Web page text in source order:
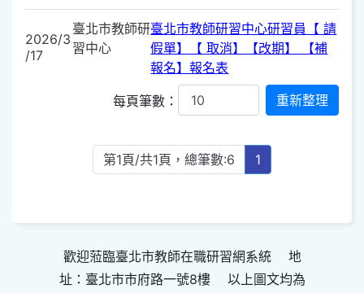
2026/3
/17
臺北市教師研
習中心
臺北市教師研習中心研習員【 請
假單】【 取消】【改期】 【補
報名】報名表
每頁筆數：
第1頁/共1頁，總筆數:6 1
歡迎蒞臨臺北市教師在職研習網系統 地
址：臺北市市府路一號8樓 以上圖文均為